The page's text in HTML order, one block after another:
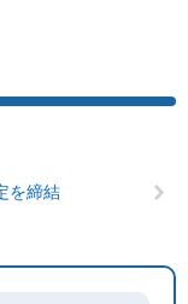
を締結